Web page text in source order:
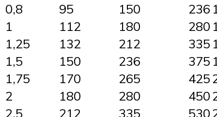
0,8
95 150 236
1
112 180 280
1,25
132 212 335
1,5
150 236 375
1,75
170 265 425
2
180 280 450
2,5
212 335 530